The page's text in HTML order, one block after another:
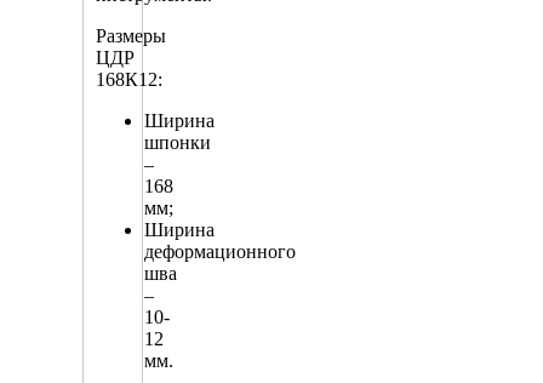
Размеры
ЦДР
168К12:
Ширина
шпонки
–
168
мм;
Ширина
деформационного
шва
–
10-
12
мм.